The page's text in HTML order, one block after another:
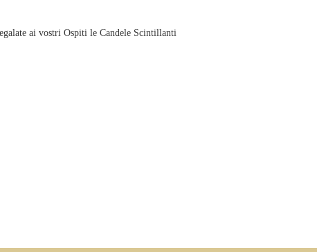
ai vostri Ospiti le Candele Scintillanti